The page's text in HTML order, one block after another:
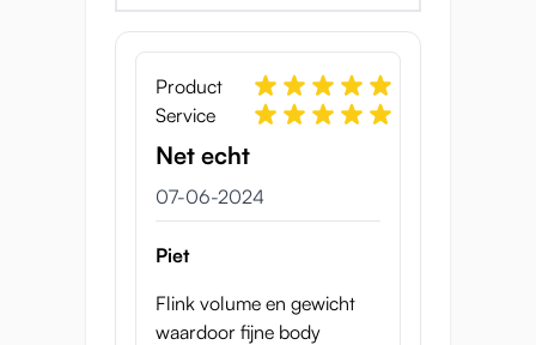
heeft deze onahip het perfecte formaat en
voelt echt aan. Perfect om lekker vast te
De zachte textuur en het levensechte
ontwerp verhogen de ervaring verder, en
in de natte aangename ingang, de
krankzinnige anal Grip-gebied, om er
hieronder een paar te noemen, je ziet ze
Product
Service
Net echt
07-06-2024
Piet
Flink volume en gewicht
waardoor fijne body